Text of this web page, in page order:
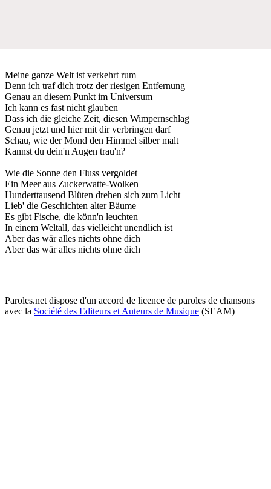
Meine ganze Welt ist verkehrt rum
Denn ich traf dich trotz der riesigen Entfernung
Genau an diesem Punkt im Universum
Ich kann es fast nicht glauben
Dass ich die gleiche Zeit, diesen Wimpernschlag
Genau jetzt und hier mit dir verbringen darf
Schau, wie der Mond den Himmel silber malt
Kannst du dein'n Augen trau'n?
Wie die Sonne den Fluss vergoldet
Ein Meer aus Zuckerwatte-Wolken
Hunderttausend Blüten drehen sich zum Licht
Lieb' die Geschichten alter Bäume
Es gibt Fische, die könn'n leuchten
In einem Weltall, das vielleicht unendlich ist
Aber das wär alles nichts ohne dich
Aber das wär alles nichts ohne dich
Paroles.net dispose d'un accord de licence de paroles de chansons
avec la Société des Editeurs et Auteurs de Musique (SEAM)